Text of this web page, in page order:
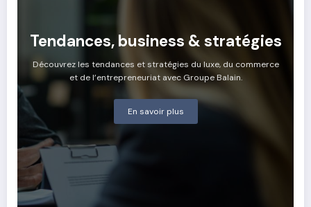
Tendances, business & stratégies
Découvrez les tendances et stratégies du luxe, du commerce
et de l’entrepreneuriat avec Groupe Balain.
En savoir plus